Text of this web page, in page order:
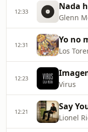
12:33 Nada
Glenn
12:31 Yo no
Los
12:23
Virus
12:21 Say
Lionel